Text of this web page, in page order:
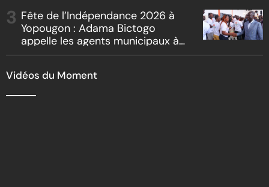
reboisement
Fête de l’Indépendance 2026 à
Yopougon : Adama Bictogo
appelle les agents municipaux à
Vidéos du Moment